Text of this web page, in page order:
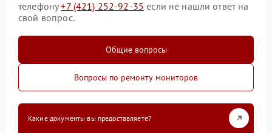
телефону+7 (421) 252-92-35 если не нашли ответ на
свой вопрос.
Общие вопросы
Вопросы по ремонту мониторов
Какие документы вы предоставляете?